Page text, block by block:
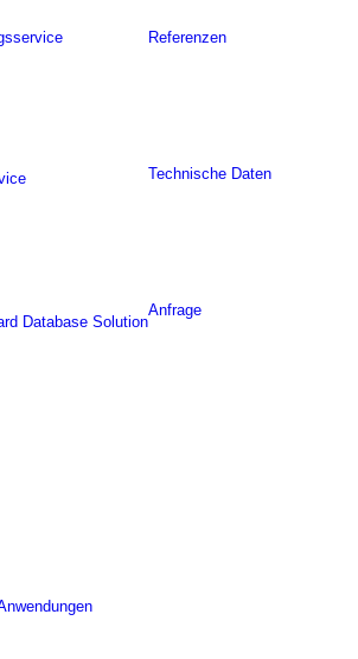
Database Solution
Referenzen
Technische Daten
Anfrage